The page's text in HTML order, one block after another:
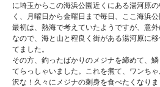
に埼玉からこの海浜公園近くにある湯河原
く、月曜日から金曜日まで毎日、ここ海浜
最初は、熱海で考えていたようですが、意
なので、海と山と程良く街がある湯河原に
てました。
その方、釣ったばかりのメジナを締めて、
てらっしゃいました。これを煮て、ワンち
沢な！久々にメジナの刺身を食べたくなりま